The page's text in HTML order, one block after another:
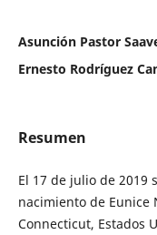
Asunción Pastor
Ernesto Rodríguez
Resumen
El 17 de julio de 2019
nacimiento de Eunice
Connecticut, Estados